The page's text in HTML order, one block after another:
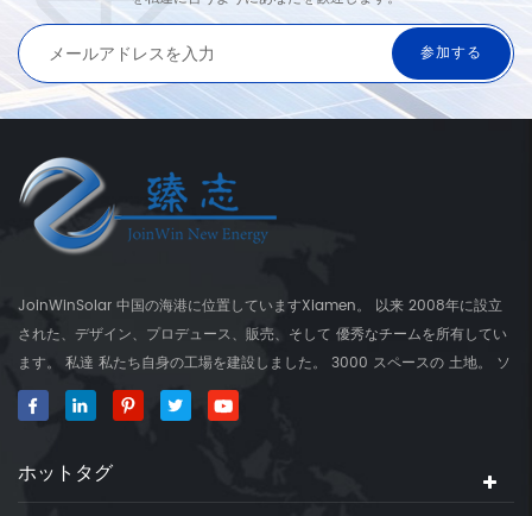
JoinWinSolar 中国の海港に位置していますXiamen。 以来 2008年に設立
された、デザイン、プロデュース、販売、そして 優秀なチームを所有してい
ます。 私達 私たち自身の工場を建設しました。 3000 スペースの 土地。 ソ
ーラーマウンティングブラケットのグローバルサプライヤー、 JoinwinSolar
世界の周りの顧客に付加価値を作成しました。 ◆私たちの 製品
びアクセサリー 2、タイル ルーフソーラーマウントシステムとアクセサリー
3、 コンクリートフラットルーフソーラーマウントシステムとアクセサリー
ホットタグ